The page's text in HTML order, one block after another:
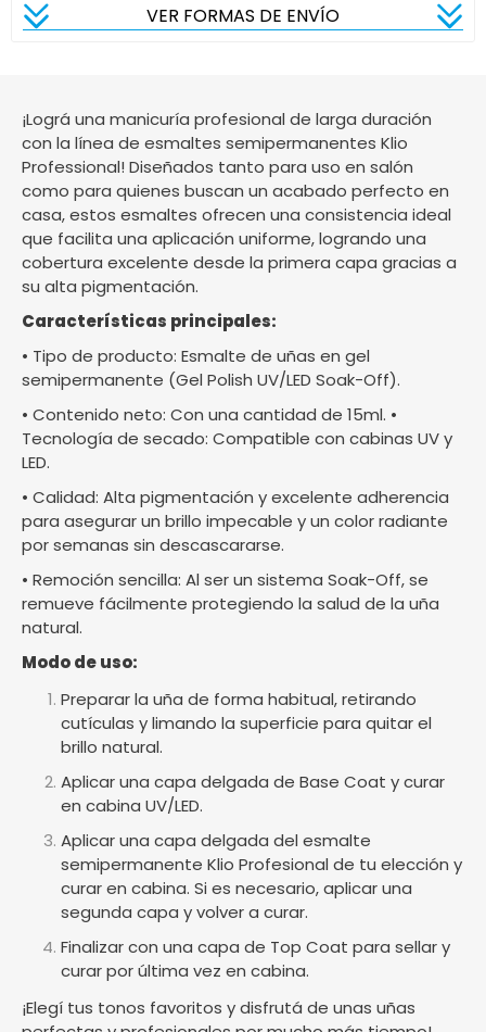
VER FORMAS DE ENVÍO
¡Lográ una manicuría profesional de larga duración
con la línea de esmaltes semipermanentes Klio
Professional! Diseñados tanto para uso en salón
como para quienes buscan un acabado perfecto en
casa, estos esmaltes ofrecen una consistencia ideal
que facilita una aplicación uniforme, logrando una
cobertura excelente desde la primera capa gracias a
su alta pigmentación.
Características principales:
• Tipo de producto: Esmalte de uñas en gel
semipermanente (Gel Polish UV/LED Soak-Off).
• Contenido neto: Con una cantidad de 15ml. •
Tecnología de secado: Compatible con cabinas UV y
LED.
• Calidad: Alta pigmentación y excelente adherencia
para asegurar un brillo impecable y un color radiante
por semanas sin descascararse.
• Remoción sencilla: Al ser un sistema Soak-Off, se
remueve fácilmente protegiendo la salud de la uña
natural.
Modo de uso:
Preparar la uña de forma habitual, retirando
cutículas y limando la superficie para quitar el
brillo natural.
Aplicar una capa delgada de Base Coat y curar
en cabina UV/LED.
Aplicar una capa delgada del esmalte
semipermanente Klio Profesional de tu elección y
curar en cabina. Si es necesario, aplicar una
segunda capa y volver a curar.
Finalizar con una capa de Top Coat para sellar y
curar por última vez en cabina.
¡Elegí tus tonos favoritos y disfrutá de unas uñas